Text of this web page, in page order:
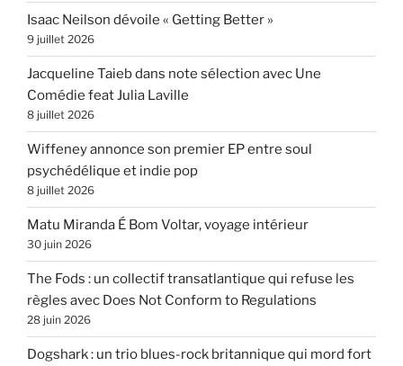
Isaac Neilson dévoile « Getting Better »
9 juillet 2026
Jacqueline Taieb dans note sélection avec Une
Comédie feat Julia Laville
8 juillet 2026
Wiffeney annonce son premier EP entre soul
psychédélique et indie pop
8 juillet 2026
Matu Miranda É Bom Voltar, voyage intérieur
30 juin 2026
The Fods : un collectif transatlantique qui refuse les
règles avec Does Not Conform to Regulations
28 juin 2026
Dogshark : un trio blues-rock britannique qui mord fort